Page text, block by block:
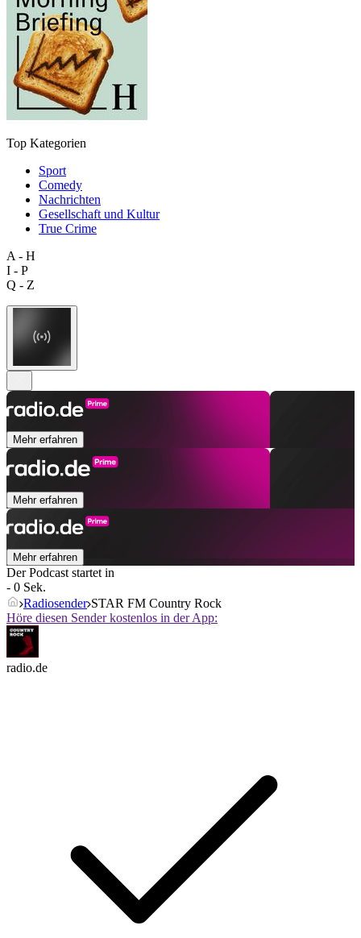
Top Kategorien
Sport
Comedy
Nachrichten
Gesellschaft und Kultur
True Crime
A - H
I - P
Q - Z
Mehr erfahren
Mehr erfahren
Mehr erfahren
Der Podcast startet in
- 0 Sek.
Radiosender STAR FM Country Rock
Höre diesen Sender kostenlos in der App:
radio.de